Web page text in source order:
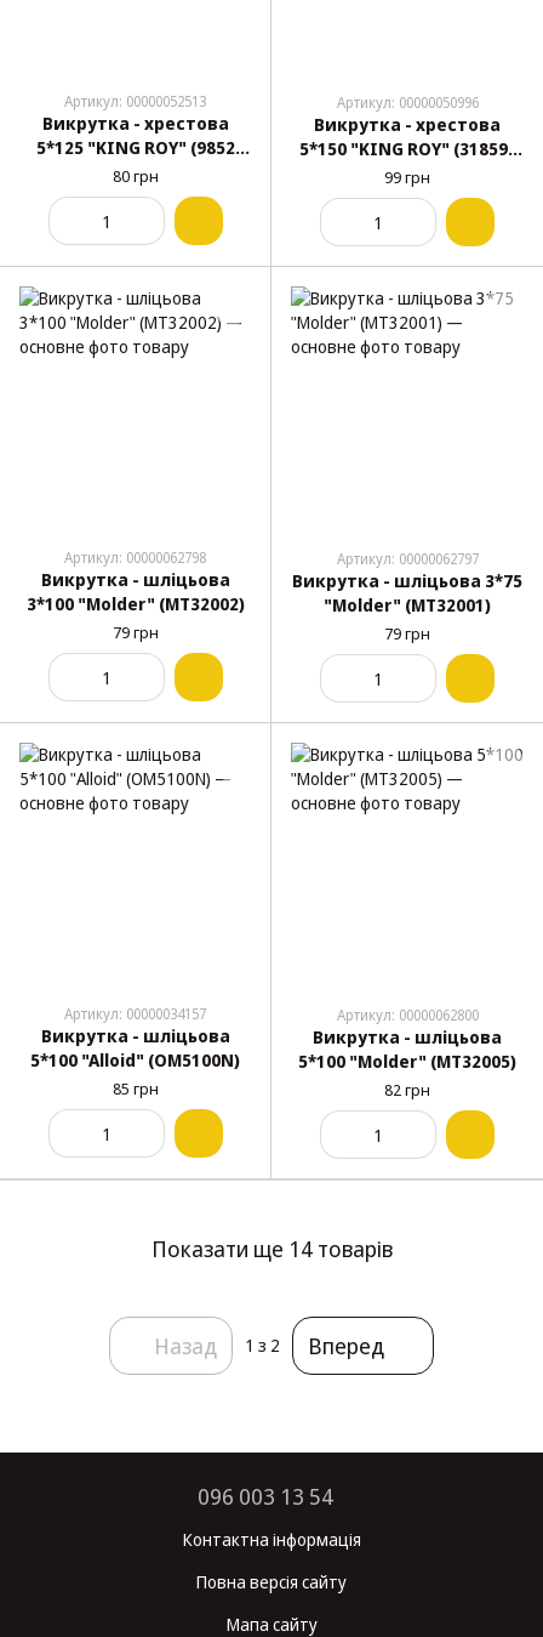
Артикул: 00000052513
Викрутка - хрестова
5*125 "KING ROY" (9852
Red) червона
80 грн
Артикул: 00000050996
Викрутка - хрестова
5*150 "KING ROY" (31859-
150MM) червона (9854)
99 грн
Артикул: 00000062798
Викрутка - шліцьова
3*100 "Molder" (МТ32002)
79 грн
Артикул: 00000062797
Викрутка - шліцьова 3*75
"Molder" (МТ32001)
79 грн
Артикул: 00000034157
Викрутка - шліцьова
5*100 "Alloid" (OM5100N)
85 грн
Артикул: 00000062800
Викрутка - шліцьова
5*100 "Molder" (МТ32005)
82 грн
Показати ще 14 товарів
Назад 1 з 2 Вперед
096 003 13 54
Контактна інформація
Повна версія сайту
Мапа сайту